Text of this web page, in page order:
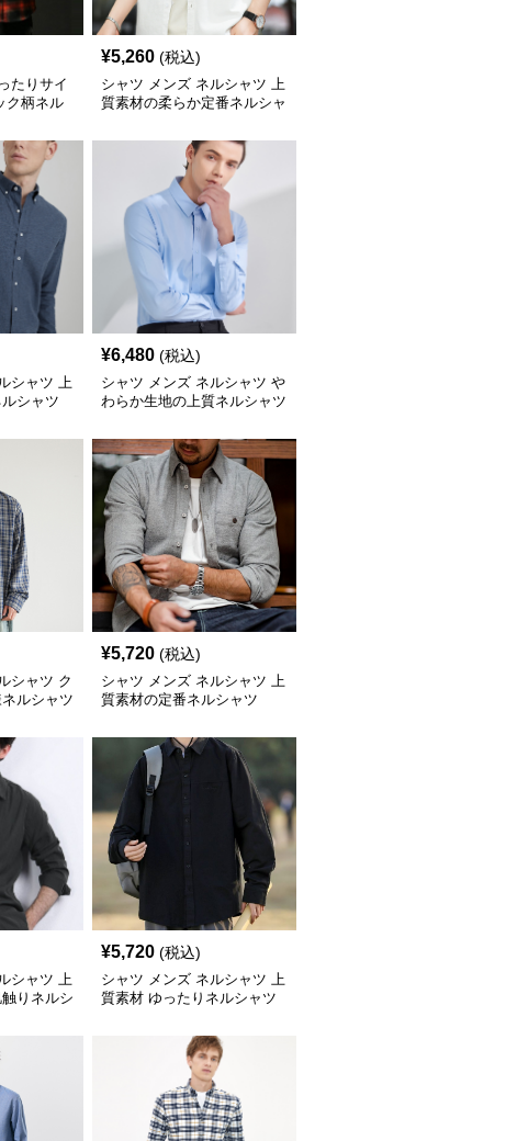
たりサイ
ク柄ネル
¥5,260 (税込)
シャツ メンズ ネルシャツ 上
質素材の柔らか定番ネルシャ
シャツ 上
シャツ
¥6,480 (税込)
シャツ メンズ ネルシャツ や
わらか生地の上質ネルシャツ
シャツ ク
ルシャツ
¥5,720 (税込)
シャツ メンズ ネルシャツ 上
質素材の定番ネルシャツ
シャツ 上
りネルシ
¥5,720 (税込)
シャツ メンズ ネルシャツ 上
質素材 ゆったりネルシャツ